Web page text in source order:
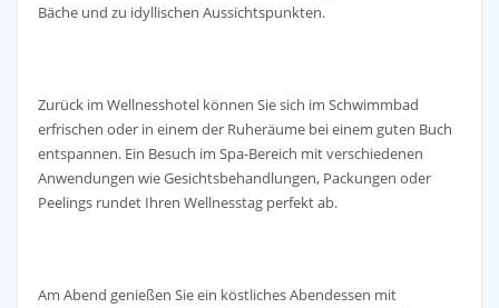
Bäche und zu idyllischen Aussichtspunkten.
Zurück im Wellnesshotel können Sie sich im Schwimmbad
erfrischen oder in einem der Ruheräume bei einem guten Buch
entspannen. Ein Besuch im Spa-Bereich mit verschiedenen
Anwendungen wie Gesichtsbehandlungen, Packungen oder
Peelings rundet Ihren Wellnesstag perfekt ab.
Am Abend genießen Sie ein köstliches Abendessen mit